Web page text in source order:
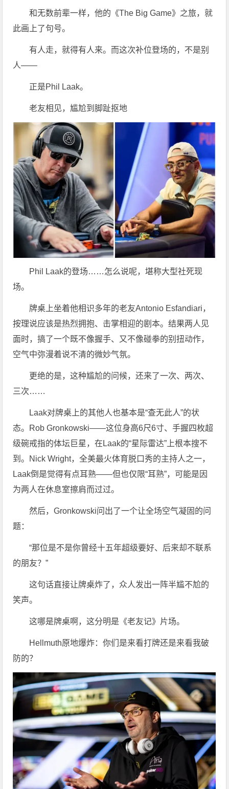
和无数前辈一样，他的《The Big Game》之旅，就
此画上了句号。
有人走，就得有人来。而这次补位登场的，不是别
人——
正是Phil Laak。
老友相见，尴尬到脚趾抠地
Phil Laak的登场……怎么说呢，堪称大型社死现
场。
牌桌上坐着他相识多年的老友Antonio Esfandiari，
按理说应该是热烈拥抱、击掌相迎的剧本。结果两人见
面时，搞了一个既不像握手、又不像碰拳的别扭动作，
空气中弥漫着说不清的微妙气氛。
更绝的是，这种尴尬的问候，还来了一次、两次、
三次……
Laak对牌桌上的其他人也基本是“查无此人”的状
态。Rob Gronkowski——这位身高6尺6寸、手握四枚超
级碗戒指的体坛巨星，在Laak的“星际雷达”上根本搜不
到。Nick Wright，全美最火体育脱口秀的主持人之一，
Laak倒是觉得有点耳熟——但也仅限“耳熟”，可能是因
为两人在休息室擦肩而过过。
然后，Gronkowski问出了一个让全场空气凝固的问
题：
“那位是不是你曾经十五年超级要好、后来却不联系
的朋友？”
这句话直接让牌桌炸了，众人发出一阵半尴不尬的
笑声。
这哪是牌桌啊，这分明是《老友记》片场。
Hellmuth原地爆炸：你们是来看打牌还是来看我破
防的？